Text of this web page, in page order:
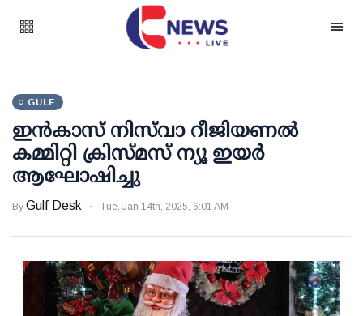
GULF
ഇന്‍കാസ് നിസ്‌വാ റീജിയണല്‍
കമ്മിറ്റി ക്രിസ്മസ് ന്യൂ ഇയര്‍
ആഘോഷിച്ചു
By Gulf Desk Tue, Jan 14th, 2025, 6:01 AM